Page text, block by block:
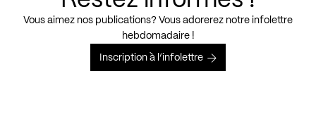
Vous aimez nos publications? Vous adorerez notre infolettre
hebdomadaire !
Inscription à l’infolettre